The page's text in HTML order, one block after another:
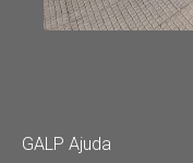
GALP Ajuda